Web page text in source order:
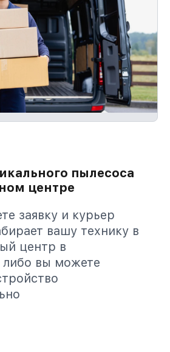
пылесоса
центре
заявку и курьер
вашу технику в
центр в
вы можете